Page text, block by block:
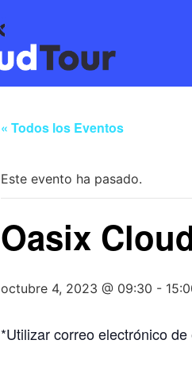
« Todos los Eventos
Este evento ha pasado.
Oasix
octubre 4, 2023 @ 09:30 -
*Utilizar correo electrónico